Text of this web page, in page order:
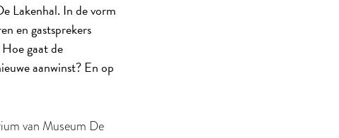
Lakenhal. In de vorm
en gastsprekers
gaat de
aanwinst? En op
van Museum De